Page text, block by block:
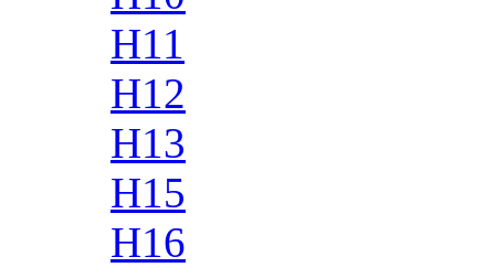
H11
H12
H13
H15
H16